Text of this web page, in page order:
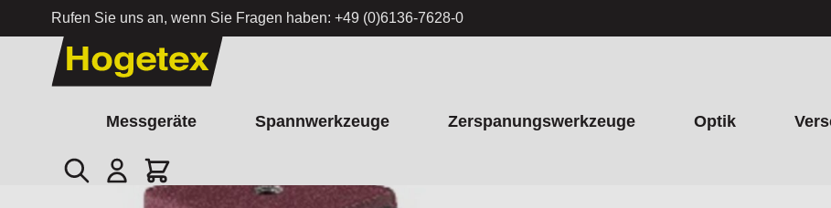
Rufen Sie uns an, wenn Sie Fragen haben: +49 (0)6136-7628-0
Zum Inhalt springen
Messgeräte Spannwerkzeuge Zerspanungswerkzeuge Optik
Suche Cart